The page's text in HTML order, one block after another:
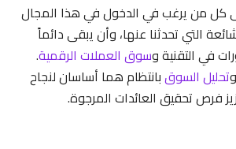
كل من يرغب في الدخول في هذا المجال
التي تحدثنا عنها، وأن يبقى دائماً
في التقنية وسوق العملات الرقمية.
تحليل السوقبانتظام هما أساسان لنجاح
فرص تحقيق العائدات المرجوة.